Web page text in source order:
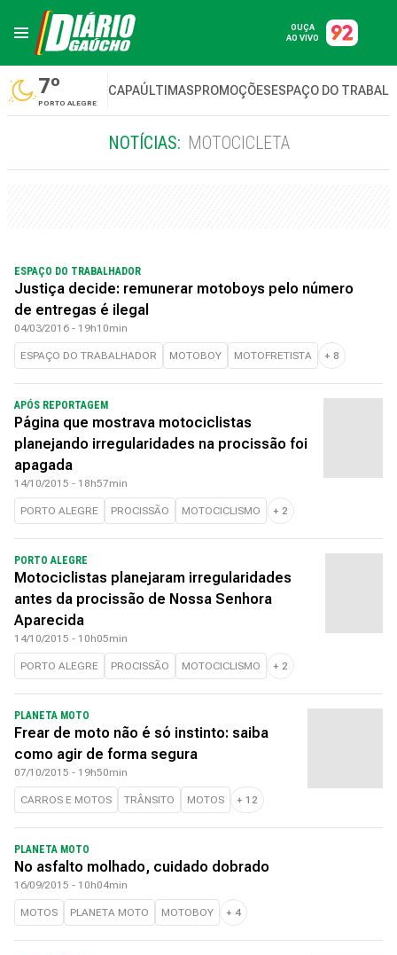
OUÇA
AO VIVO
7º
PORTO ALEGRE
CAPAÚLTIMASPROMOÇÕESESPAÇO DO
NOTÍCIAS: MOTOCICLETA
ESPAÇO DO TRABALHADOR
Justiça decide: remunerar motoboys pelo número
de entregas é ilegal
04/03/2016 - 19h10min
ESPAÇO DO TRABALHADOR MOTOBOY MOTOFRETISTA + 8
APÓS REPORTAGEM
Página que mostrava motociclistas
planejando irregularidades na procissão foi
apagada
14/10/2015 - 18h57min
PORTO ALEGRE PROCISSÃO MOTOCICLISMO + 2
PORTO ALEGRE
Motociclistas planejaram irregularidades
antes da procissão de Nossa Senhora
Aparecida
14/10/2015 - 10h05min
PORTO ALEGRE PROCISSÃO MOTOCICLISMO + 2
PLANETA MOTO
Frear de moto não é só instinto: saiba
como agir de forma segura
07/10/2015 - 19h50min
CARROS E MOTOS TRÂNSITO MOTOS + 12
PLANETA MOTO
No asfalto molhado, cuidado dobrado
16/09/2015 - 10h04min
MOTOS PLANETA MOTO MOTOBOY + 4